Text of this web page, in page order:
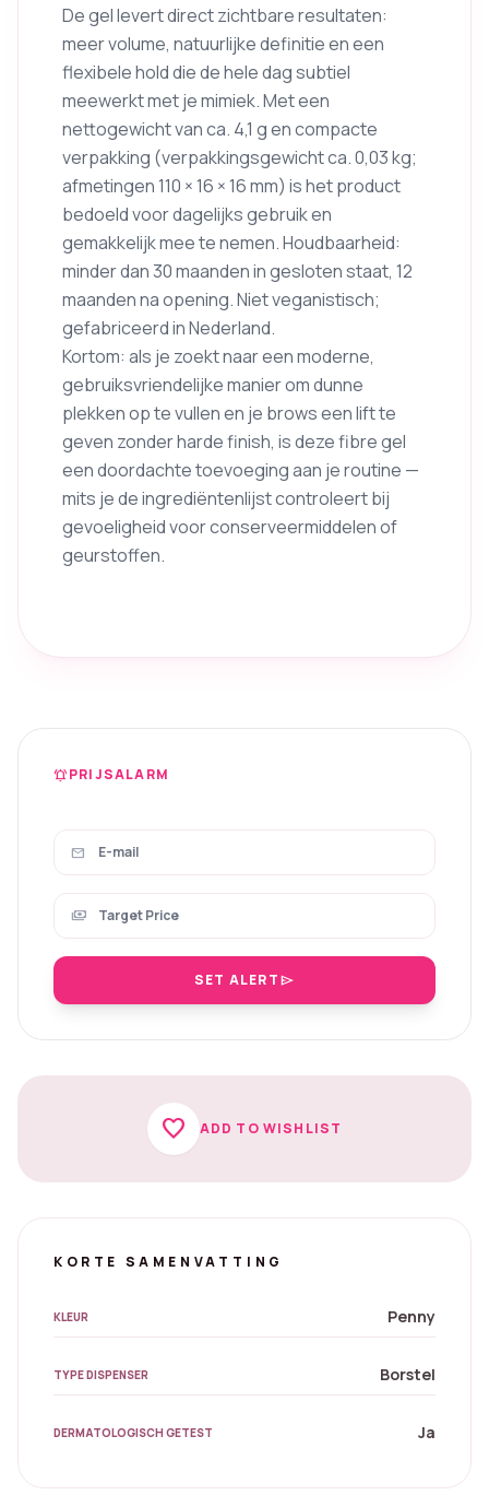
De gel levert direct zichtbare resultaten:
meer volume, natuurlijke definitie en een
flexibele hold die de hele dag subtiel
meewerkt met je mimiek. Met een
nettogewicht van ca. 4,1 g en compacte
verpakking (verpakkingsgewicht ca. 0,03 kg;
afmetingen 110 × 16 × 16 mm) is het product
bedoeld voor dagelijks gebruik en
gemakkelijk mee te nemen. Houdbaarheid:
minder dan 30 maanden in gesloten staat, 12
maanden na opening. Niet veganistisch;
gefabriceerd in Nederland.
Kortom: als je zoekt naar een moderne,
gebruiksvriendelijke manier om dunne
plekken op te vullen en je brows een lift te
geven zonder harde finish, is deze fibre gel
een doordachte toevoeging aan je routine —
mits je de ingrediëntenlijst controleert bij
gevoeligheid voor conserveermiddelen of
geurstoffen.
notifications_activePRIJSALARM
mail
payments
SET ALERTsend
favorite ADD TO WISHLIST
KORTE SAMENVATTING
KLEUR Penny
TYPE DISPENSER Borstel
DERMATOLOGISCH GETEST Ja